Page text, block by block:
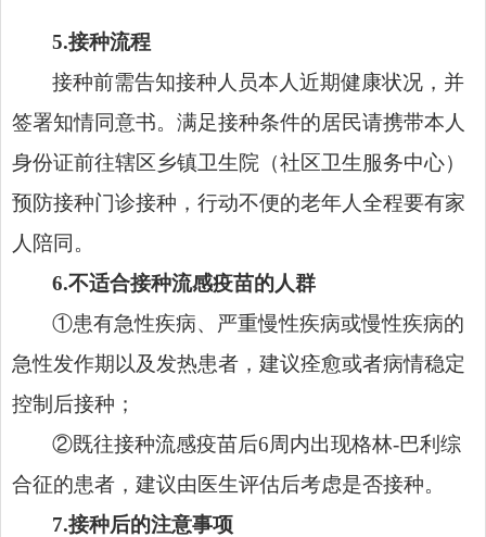
5.接种流程
接种前需告知接种人员本人近期健康状况，并
签署知情同意书。满足接种条件的居民请携带本人
身份证前往辖区乡镇卫生院（社区卫生服务中心）
预防接种门诊接种，行动不便的老年人全程要有家
人陪同。
6.不适合接种流感疫苗的人群
①患有急性疾病、严重慢性疾病或慢性疾病的
急性发作期以及发热患者，建议痊愈或者病情稳定
控制后接种；
②既往接种流感疫苗后6周内出现格林-巴利综
合征的患者，建议由医生评估后考虑是否接种。
7.接种后的注意事项